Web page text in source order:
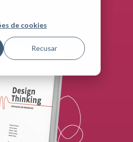
de cookies
Recusar
negócios